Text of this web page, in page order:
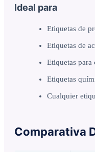
Ideal para
Etiquetas de
Etiquetas de
Etiquetas para
Etiquetas
Cualquier
Comparativa